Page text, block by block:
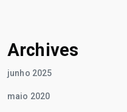
Archives
junho 2025
maio 2020